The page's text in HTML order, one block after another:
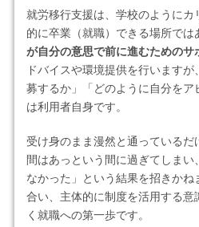
就労移行支援は、学校のようにカ
的に卒業（就職）できる場所では
が自分の意思で前に進むためのサ
ドバイスや環境提供を行います
募するか」「どのように自分を
は利用者自身です。
受け身のまま漫然と通っているだ
間はあっという間に過ぎてしま
なかった」という結果を招きかね
合い、主体的に制度を活用する
く就職への第一歩です。